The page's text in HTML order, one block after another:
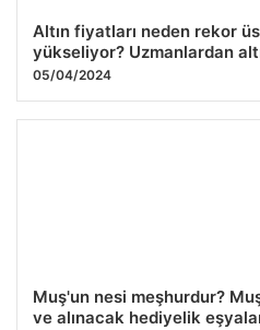
Altın fiyatları neden rekor
yükseliyor? Uzmanlardan
05/04/2024
Muş'un nesi meşhurdur?
ve alınacak hediyelik